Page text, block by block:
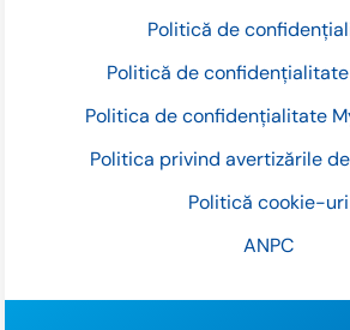
Politică de
Politică de
Politica de confidențialitate
Politica privind avertizările
Politică cookie-uri
ANPC